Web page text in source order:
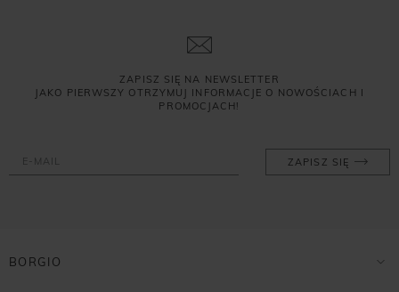
ZAPISZ SIĘ NA NEWSLETTER
JAKO PIERWSZY OTRZYMUJ INFORMACJE O NOWOŚCIACH I
PROMOCJACH!
ZAPISZ SIĘ
BORGIO